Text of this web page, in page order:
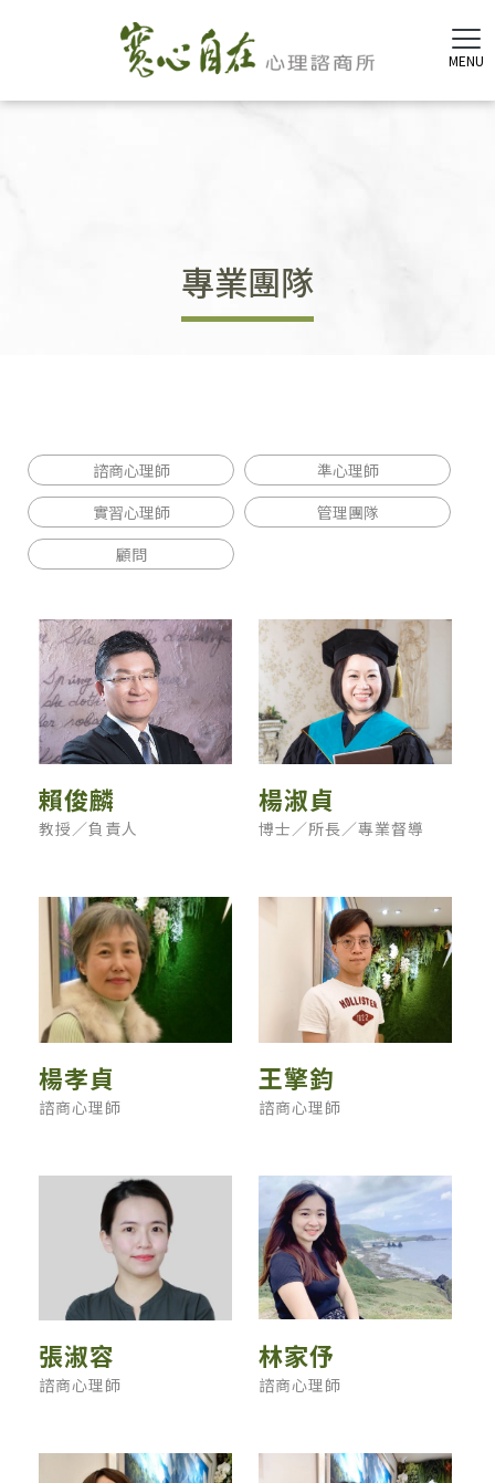
專業團隊
諮商心理師
準心理師
實習心理師
管理團隊
顧問
賴俊麟
教授／負責人
楊淑貞
博士／所長／專業督導
楊孝貞
諮商心理師
王擎鈞
諮商心理師
張淑容
諮商心理師
林家伃
諮商心理師